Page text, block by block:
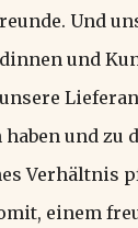
Und
und
und zu
Verhältnis
einem